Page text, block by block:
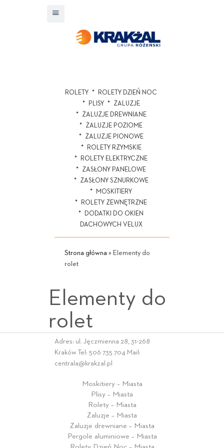
ROLETY
ROLETY DZIEŃ NOC
PLISY
ŻALUZJE
ŻALUZJE DREWNIANE
ŻALUZJE POZIOME
ŻALUZJE PIONOWE
ROLETY RZYMSKIE
ROLETY ELEKTRYCZNE
ZASŁONY PANELOWE
ZASŁONY SZNURKOWE
MOSKITIERY
ROLETY ZEWNĘTRZNE
DODATKI DO OKIEN
DACHOWYCH VELUX
Strona główna » Elementy do
rolet
Elementy do
rolet
Adres: ul. Jęczmienna 28, 31-268
Kraków Tel: 506 735 704 Mail:
centrala@krakzal.pl
Moskitiery – Miasta
Plisy – Miasta
Rolety – Miasta
Żaluzje – Miasta
Żaluzje drewniane – Miasta
Pergole aluminiowe – Miasta